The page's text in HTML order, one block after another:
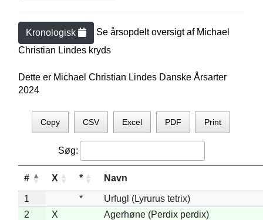
Kronologisk Se årsopdelt oversigt af Michael
Christian Lindes kryds
Dette er Michael Christian Lindes Danske Årsarter
2024
Copy CSV Excel PDF Print
Søg:
# X * Navn
1 *
Urfugl (Lyrurus tetrix)
2
X
Agerhøne (Perdix perdix)